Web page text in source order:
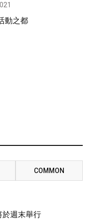
動之都
COMMON
於週末舉行